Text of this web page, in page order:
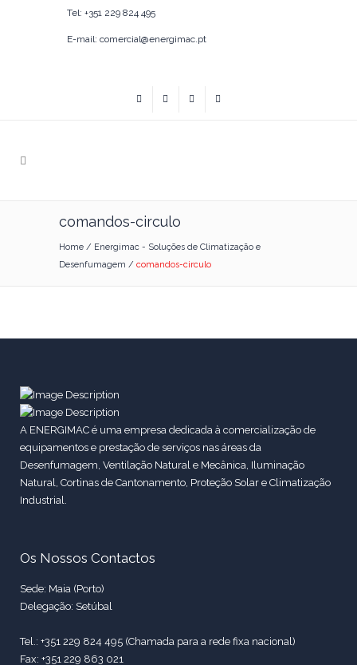
Tel: +351 229 824 495
E-mail: comercial@energimac.pt
comandos-circulo
Home / Energimac - Soluções de Climatização e
Desenfumagem / comandos-circulo
A ENERGIMAC é uma empresa dedicada à comercialização de
equipamentos e prestação de serviços nas áreas da
Desenfumagem, Ventilação Natural e Mecânica, Iluminação
Natural, Cortinas de Cantonamento, Proteção Solar e Climatização
Industrial.
Os Nossos Contactos
Sede: Maia (Porto)
Delegação: Setúbal
Tel.: +351 229 824 495 (Chamada para a rede fixa nacional)
Fax: +351 229 863 021